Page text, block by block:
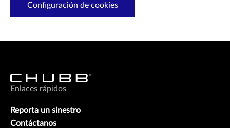
Configuración de cookies
Enlaces rápidos
Reporta un sinestro
Contáctanos